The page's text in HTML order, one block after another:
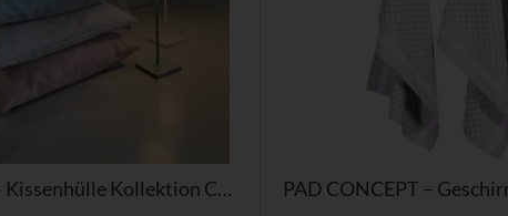
TREPINI – Kissenhülle Kollektion CABANA